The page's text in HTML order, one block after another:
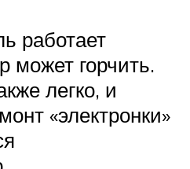
работает
может горчить.
легко, и
«электронки»